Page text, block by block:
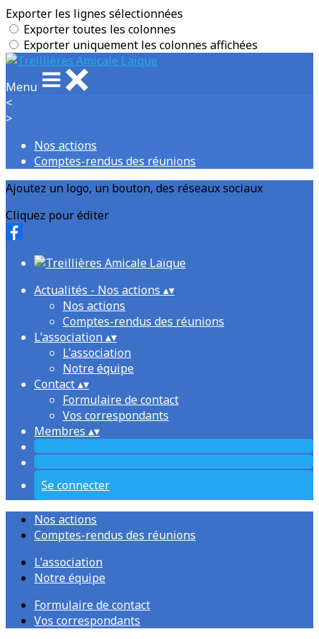
Exporter les lignes sélectionnées
Exporter toutes les colonnes
Exporter uniquement les colonnes affichées
Menu
<
>
Nos actions
Comptes-rendus des réunions
Ajoutez un logo, un bouton, des réseaux sociaux
Cliquez pour éditer
Actualités - Nos actions ▴▾
Nos actions
Comptes-rendus des réunions
L'association▴▾
L'association
Notre équipe
Contact▴▾
Formulaire de contact
Vos correspondants
Membres ▴▾
Se connecter
Nos actions
Comptes-rendus des réunions
L'association
Notre équipe
Formulaire de contact
Vos correspondants